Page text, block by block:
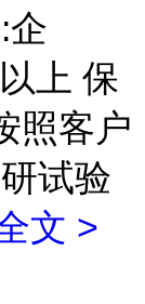
企
上 保
照客户
试验
文 >